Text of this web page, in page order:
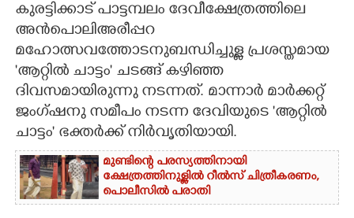
CARTOONS
LITERATURE
ZOOM
CONTACT US
കുരട്ടിക്കാട് പാട്ടമ്പലം ദേവീക്ഷേത്രത്തിലെ
അൻപൊലിഅരീപ്പറ
മഹോത്സവത്തോടനുബന്ധിച്ചുള്ള പ്രശസ്തമായ
'ആറ്റിൽ ചാട്ടം' ചടങ്ങ് കഴിഞ്ഞ
ദിവസമായിരുന്നു നടന്നത്. മാന്നാർ മാർക്കറ്റ്
ജംഗ്ഷനു സമീപം നടന്ന ദേവിയുടെ 'ആറ്റിൽ
ചാട്ടം' ഭക്തർക്ക് നിർവൃതിയായി.
മുണ്ടിന്റെ പരസ്യത്തിനായി
ക്ഷേത്രത്തിനുള്ളിൽ റീൽസ് ചിത്രീകരണം,
പൊലീസിൽ പരാതി